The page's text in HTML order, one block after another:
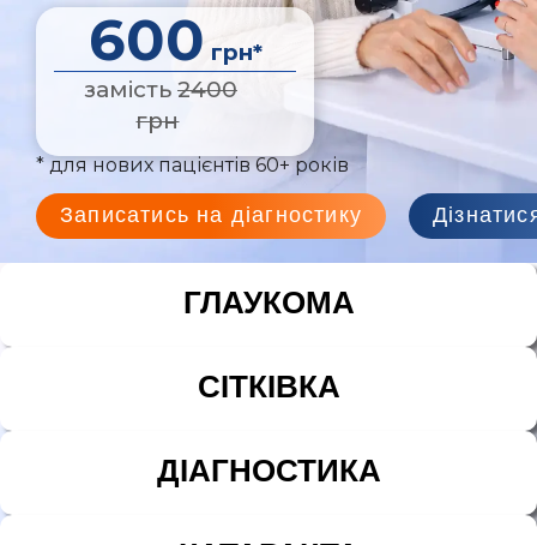
600 грн*
замість 2400
грн
* для нових пацієнтів 60+ років
Записатись на діагностику
ГЛАУКОМА
СІТКІВКА
ДІАГНОСТИКА